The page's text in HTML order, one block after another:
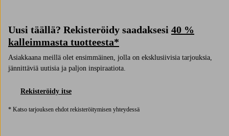
Uusi täällä? Rekisteröidy saadaksesi 40 %
kalleimmasta tuotteesta*
Asiakkaana meillä olet ensimmäinen, jolla on eksklusiivisia tarjouksia,
jännittäviä uutisia ja paljon inspiraatiota.
Rekisteröidy itse
* Katso tarjouksen ehdot rekisteröitymisen yhteydessä